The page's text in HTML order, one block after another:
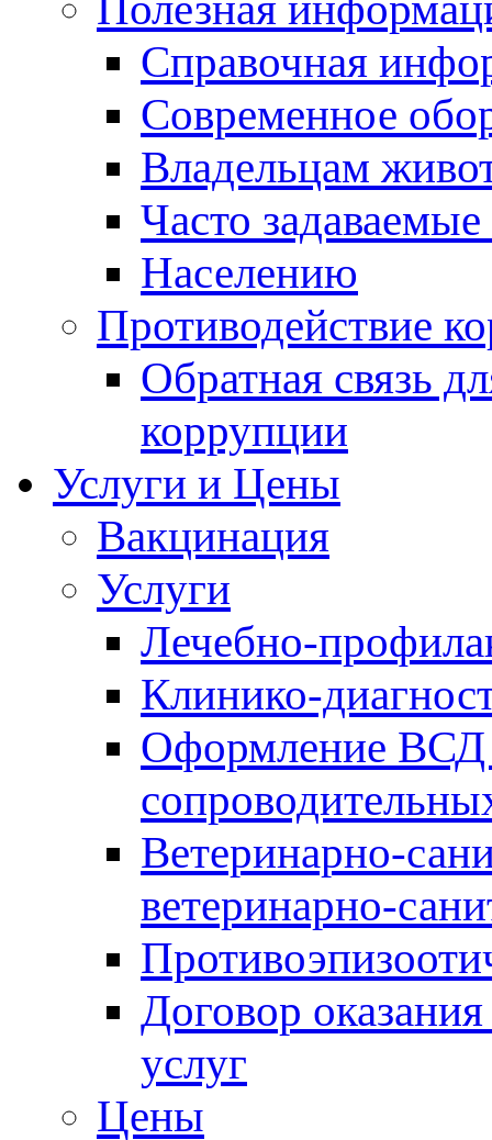
Справочная
Современное
Владельцам
Часто
Населению
Противодействие
Обратная связь
коррупции
Услуги и Цены
Вакцинация
Услуги
Лечебно-
Клинико-
Оформление ВСД
Ветеринарно-
ветеринарно-
Договор
услуг
Цены